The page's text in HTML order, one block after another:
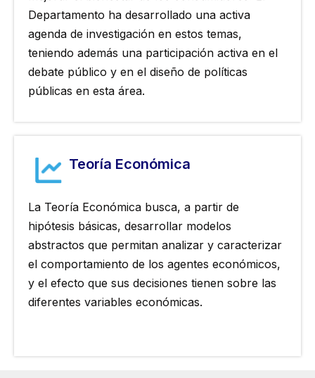
Departamento ha desarrollado una activa
agenda de investigación en estos temas,
teniendo además una participación activa en el
debate público y en el diseño de políticas
públicas en esta área.
Teoría Económica
La Teoría Económica busca, a partir de
hipótesis básicas, desarrollar modelos
abstractos que permitan analizar y caracterizar
el comportamiento de los agentes económicos,
y el efecto que sus decisiones tienen sobre las
diferentes variables económicas.